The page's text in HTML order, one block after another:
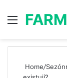
Menu
Home/